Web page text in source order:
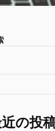
の投